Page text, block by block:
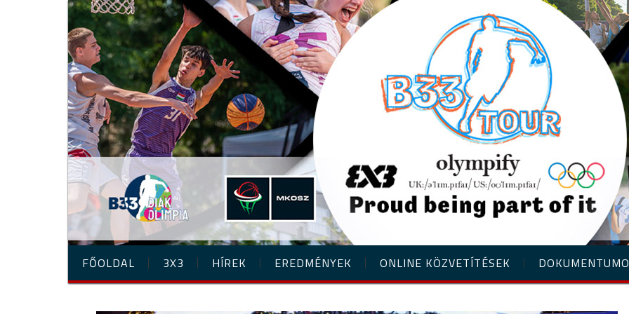
FŐOLDAL 3X3 HÍREK EREDMÉNYEK ONLINE KÖZVETÍTÉSEK